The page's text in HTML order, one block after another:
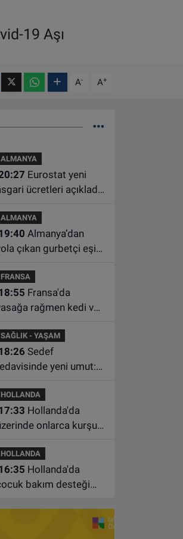
19 Aşı
A- A+
ALMANYA
ücretleri açıkladı:
sıraya yükseldi
ALMANYA
çıkan gurbetçi eşini
istasyonunda unuttu
FRANSA
rağmen kedi ve
shoplara hayvan başına
euro ceza
SAĞLIK - YAŞAM
yeni umut:
iyileşmediği bulundu
HOLLANDA
onlarca kurşun
euroya satışa çıktı
HOLLANDA
bakım desteği
hâlâ ek ödeme yapıyor